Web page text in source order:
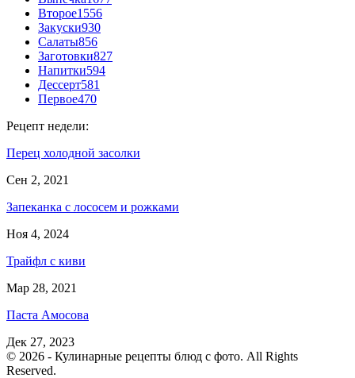
Второе1556
Закуски930
Салаты856
Заготовки827
Напитки594
Дессерт581
Первое470
Рецепт недели:
Перец холодной засолки
Сен 2, 2021
Запеканка с лососем и рожками
Ноя 4, 2024
Трайфл с киви
Мар 28, 2021
Паста Амосова
Дек 27, 2023
© 2026 - Кулинарные рецепты блюд с фото. All Rights
Reserved.